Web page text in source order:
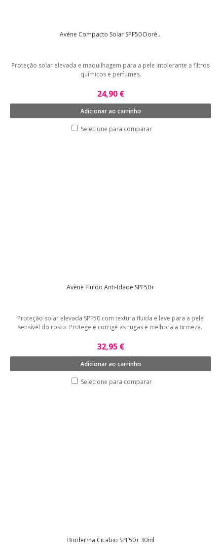
Avène Compacto Solar SPF50 Doré...
Proteção solar elevada e maquilhagem para a pele intolerante a filtros
químicos e perfumes.
24,90 €
Adicionar ao carrinho
Selecione para comparar
Avène Fluido Anti-Idade SPF50+
Proteção solar elevada SPF50 com textura fluida e leve para a pele
sensível do rosto. Protege e corrige as rugas e melhora a firmeza.
32,95 €
Adicionar ao carrinho
Selecione para comparar
Bioderma Cicabio SPF50+ 30ml